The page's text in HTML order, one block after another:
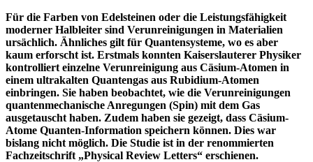
Für die Farben von Edelsteinen oder die Leistungsfähigkeit
moderner Halbleiter sind Verunreinigungen in Materialien
ursächlich. Ähnliches gilt für Quantensysteme, wo es aber
kaum erforscht ist. Erstmals konnten Kaiserslauterer Physiker
kontrolliert einzelne Verunreinigung aus Cäsium-Atomen in
einem ultrakalten Quantengas aus Rubidium-Atomen
einbringen. Sie haben beobachtet, wie die Verunreinigungen
quantenmechanische Anregungen (Spin) mit dem Gas
ausgetauscht haben. Zudem haben sie gezeigt, dass Cäsium-
Atome Quanten-Information speichern können. Dies war
bislang nicht möglich. Die Studie ist in der renommierten
Fachzeitschrift „Physical Review Letters“ erschienen.